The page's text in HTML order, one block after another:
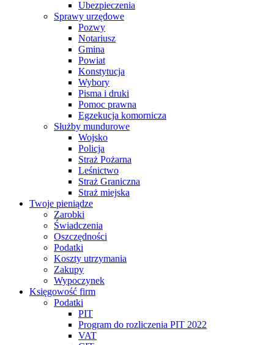
Ubezpieczenia
Sprawy urzędowe
Pozwy
Notariusz
Gmina
Powiat
Konstytucja
Wybory
Pisma i druki
Pomoc prawna
Egzekucja komornicza
Służby mundurowe
Wojsko
Policja
Straż Pożarna
Leśnictwo
Straż Graniczna
Straż miejska
Twoje pieniądze
Zarobki
Świadczenia
Oszczędności
Podatki
Koszty utrzymania
Zakupy
Wypoczynek
Księgowość firm
Podatki
PIT
Program do rozliczenia PIT 2022
VAT